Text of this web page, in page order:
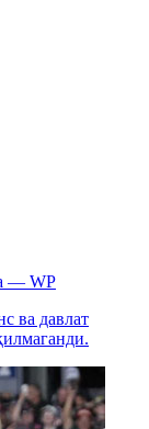
— WP
ва давлат